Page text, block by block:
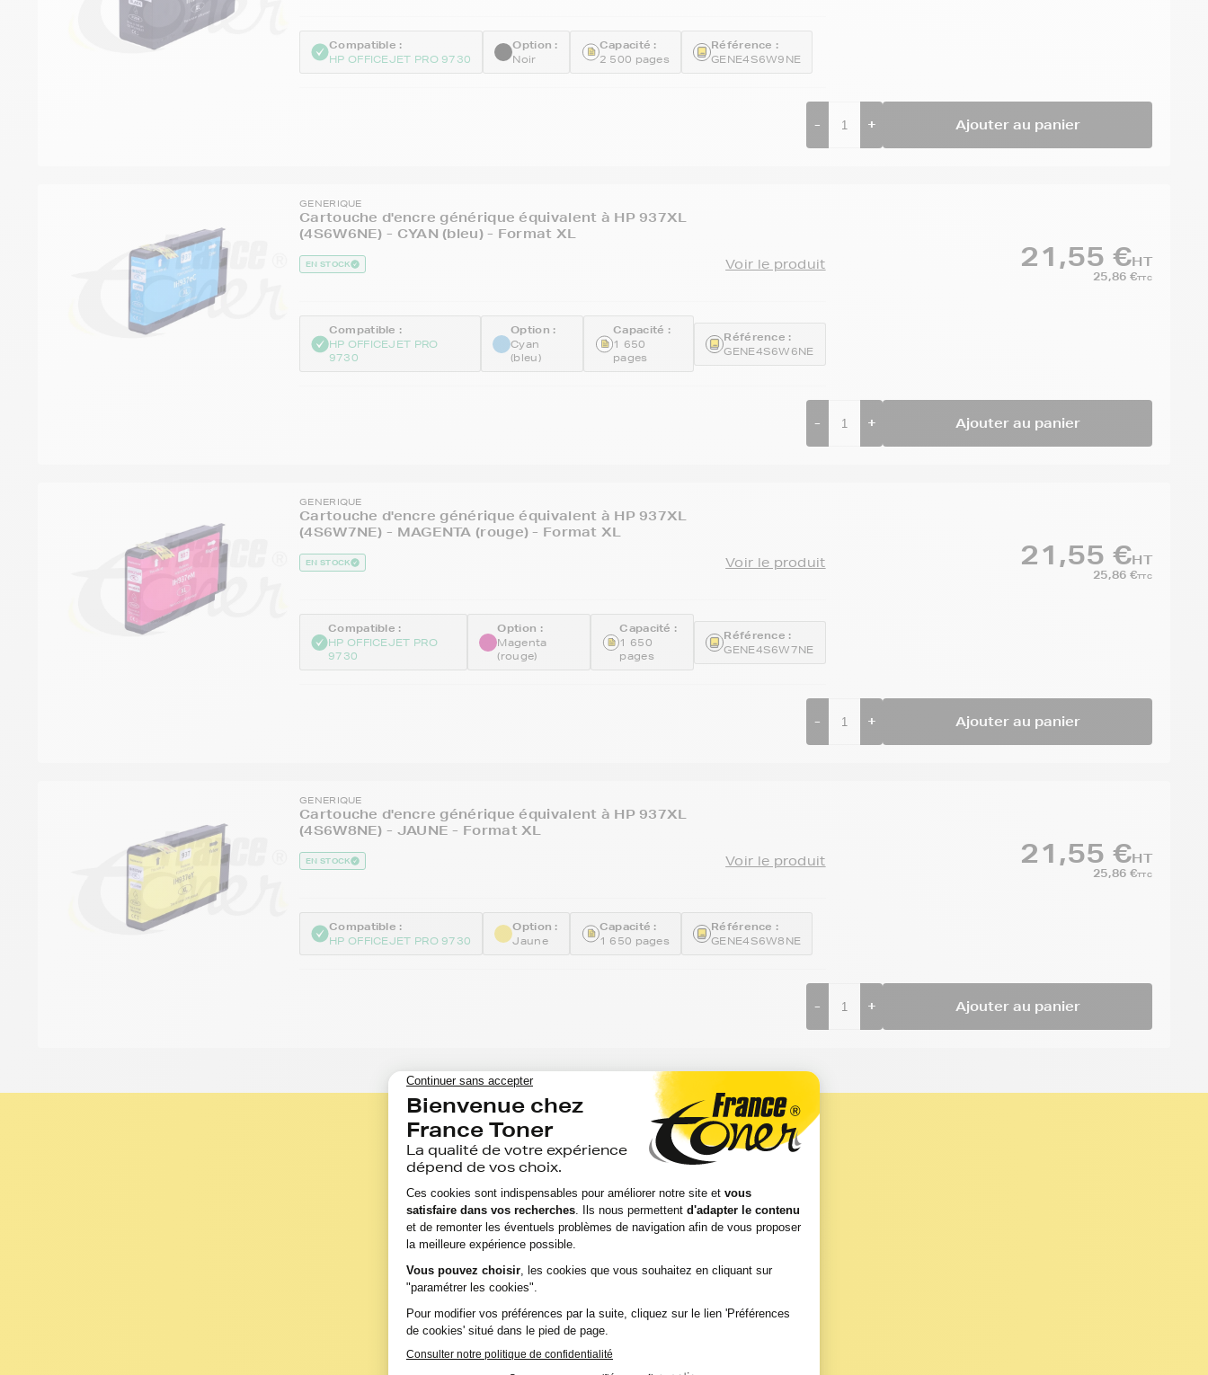
Compatible :
HP OFFICEJET PRO 9730
Option :
Noir
Capacité :
2 500 pages
Référence :
GENE4S6W9NE
- + Ajouter au panier
GENERIQUE
Cartouche d'encre générique équivalent à HP 937XL
(4S6W6NE) - CYAN (bleu) - Format XL
EN STOCK Voir le produit
Compatible :
HP OFFICEJET PRO
9730
Option :
Cyan
(bleu)
Capacité :
1 650
pages
Référence :
GENE4S6W6NE
21,55 €HT
25,86 €TTC
- + Ajouter au panier
GENERIQUE
Cartouche d'encre générique équivalent à HP 937XL
(4S6W7NE) - MAGENTA (rouge) - Format XL
EN STOCK Voir le produit
Compatible :
HP OFFICEJET PRO
9730
Option :
Magenta
(rouge)
Capacité :
1 650
pages
Référence :
GENE4S6W7NE
21,55 €HT
25,86 €TTC
- + Ajouter au panier
GENERIQUE
Cartouche d'encre générique équivalent à HP 937XL
(4S6W8NE) - JAUNE - Format XL
EN STOCK Voir le produit
Compatible :
HP OFFICEJET PRO 9730
Option :
Jaune
Capacité :
1 650 pages
Référence :
GENE4S6W8NE
21,55 €HT
25,86 €TTC
- + Ajouter au panier
Les conseils de FranceToner
Vous pourriez économiser jusqu'à -50% avec